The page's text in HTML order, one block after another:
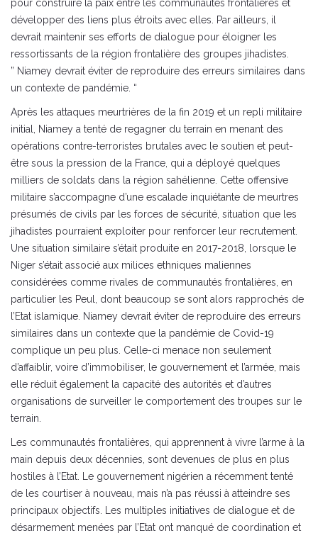
pour construire la paix entre les communautés frontalières et
développer des liens plus étroits avec elles. Par ailleurs, il
devrait maintenir ses efforts de dialogue pour éloigner les
ressortissants de la région frontalière des groupes jihadistes.
” Niamey devrait éviter de reproduire des erreurs similaires dans
un contexte de pandémie. “
Après les attaques meurtrières de la fin 2019 et un repli militaire
initial, Niamey a tenté de regagner du terrain en menant des
opérations contre-terroristes brutales avec le soutien et peut-
être sous la pression de la France, qui a déployé quelques
milliers de soldats dans la région sahélienne. Cette offensive
militaire s’accompagne d’une escalade inquiétante de meurtres
présumés de civils par les forces de sécurité, situation que les
jihadistes pourraient exploiter pour renforcer leur recrutement.
Une situation similaire s’était produite en 2017-2018, lorsque le
Niger s’était associé aux milices ethniques maliennes
considérées comme rivales de communautés frontalières, en
particulier les Peul, dont beaucoup se sont alors rapprochés de
l’Etat islamique. Niamey devrait éviter de reproduire des erreurs
similaires dans un contexte que la pandémie de Covid-19
complique un peu plus. Celle-ci menace non seulement
d’affaiblir, voire d’immobiliser, le gouvernement et l’armée, mais
elle réduit également la capacité des autorités et d’autres
organisations de surveiller le comportement des troupes sur le
terrain.
Les communautés frontalières, qui apprennent à vivre l’arme à la
main depuis deux décennies, sont devenues de plus en plus
hostiles à l’Etat. Le gouvernement nigérien a récemment tenté
de les courtiser à nouveau, mais n’a pas réussi à atteindre ses
principaux objectifs. Les multiples initiatives de dialogue et de
désarmement menées par l’Etat ont manqué de coordination et